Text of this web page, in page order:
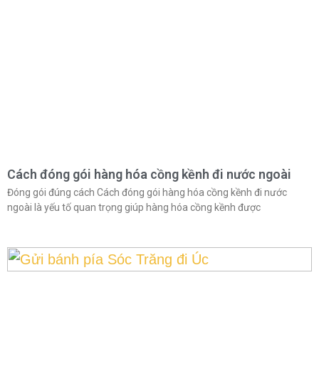
Cách đóng gói hàng hóa cồng kềnh đi nước ngoài
Đóng gói đúng cách Cách đóng gói hàng hóa cồng kềnh đi nước
ngoài là yếu tố quan trọng giúp hàng hóa cồng kềnh được